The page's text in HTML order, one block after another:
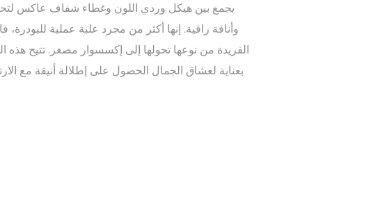
يجمع بين هيكل وردي اللون وغطاء شفاف عاكس
وأناقة راقية. إنها أكثر من مجرد علبة عملية للبودرة،
الفريدة من نوعها تحولها إلى إكسسوار مصغر. تتيح هذه
بعناية لعشاق الجمال الحصول على إطلالة أنيقة مع